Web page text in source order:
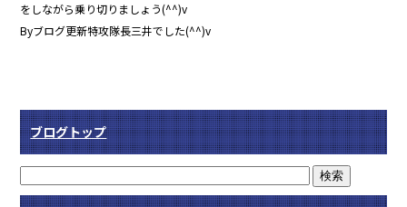
をしながら乗り切りましょう(^^)v
Byブログ更新特攻隊長三井でした(^^)v
ブログトップ